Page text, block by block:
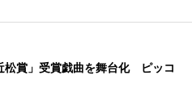
松賞」受賞戯曲を舞台化 ピッコ